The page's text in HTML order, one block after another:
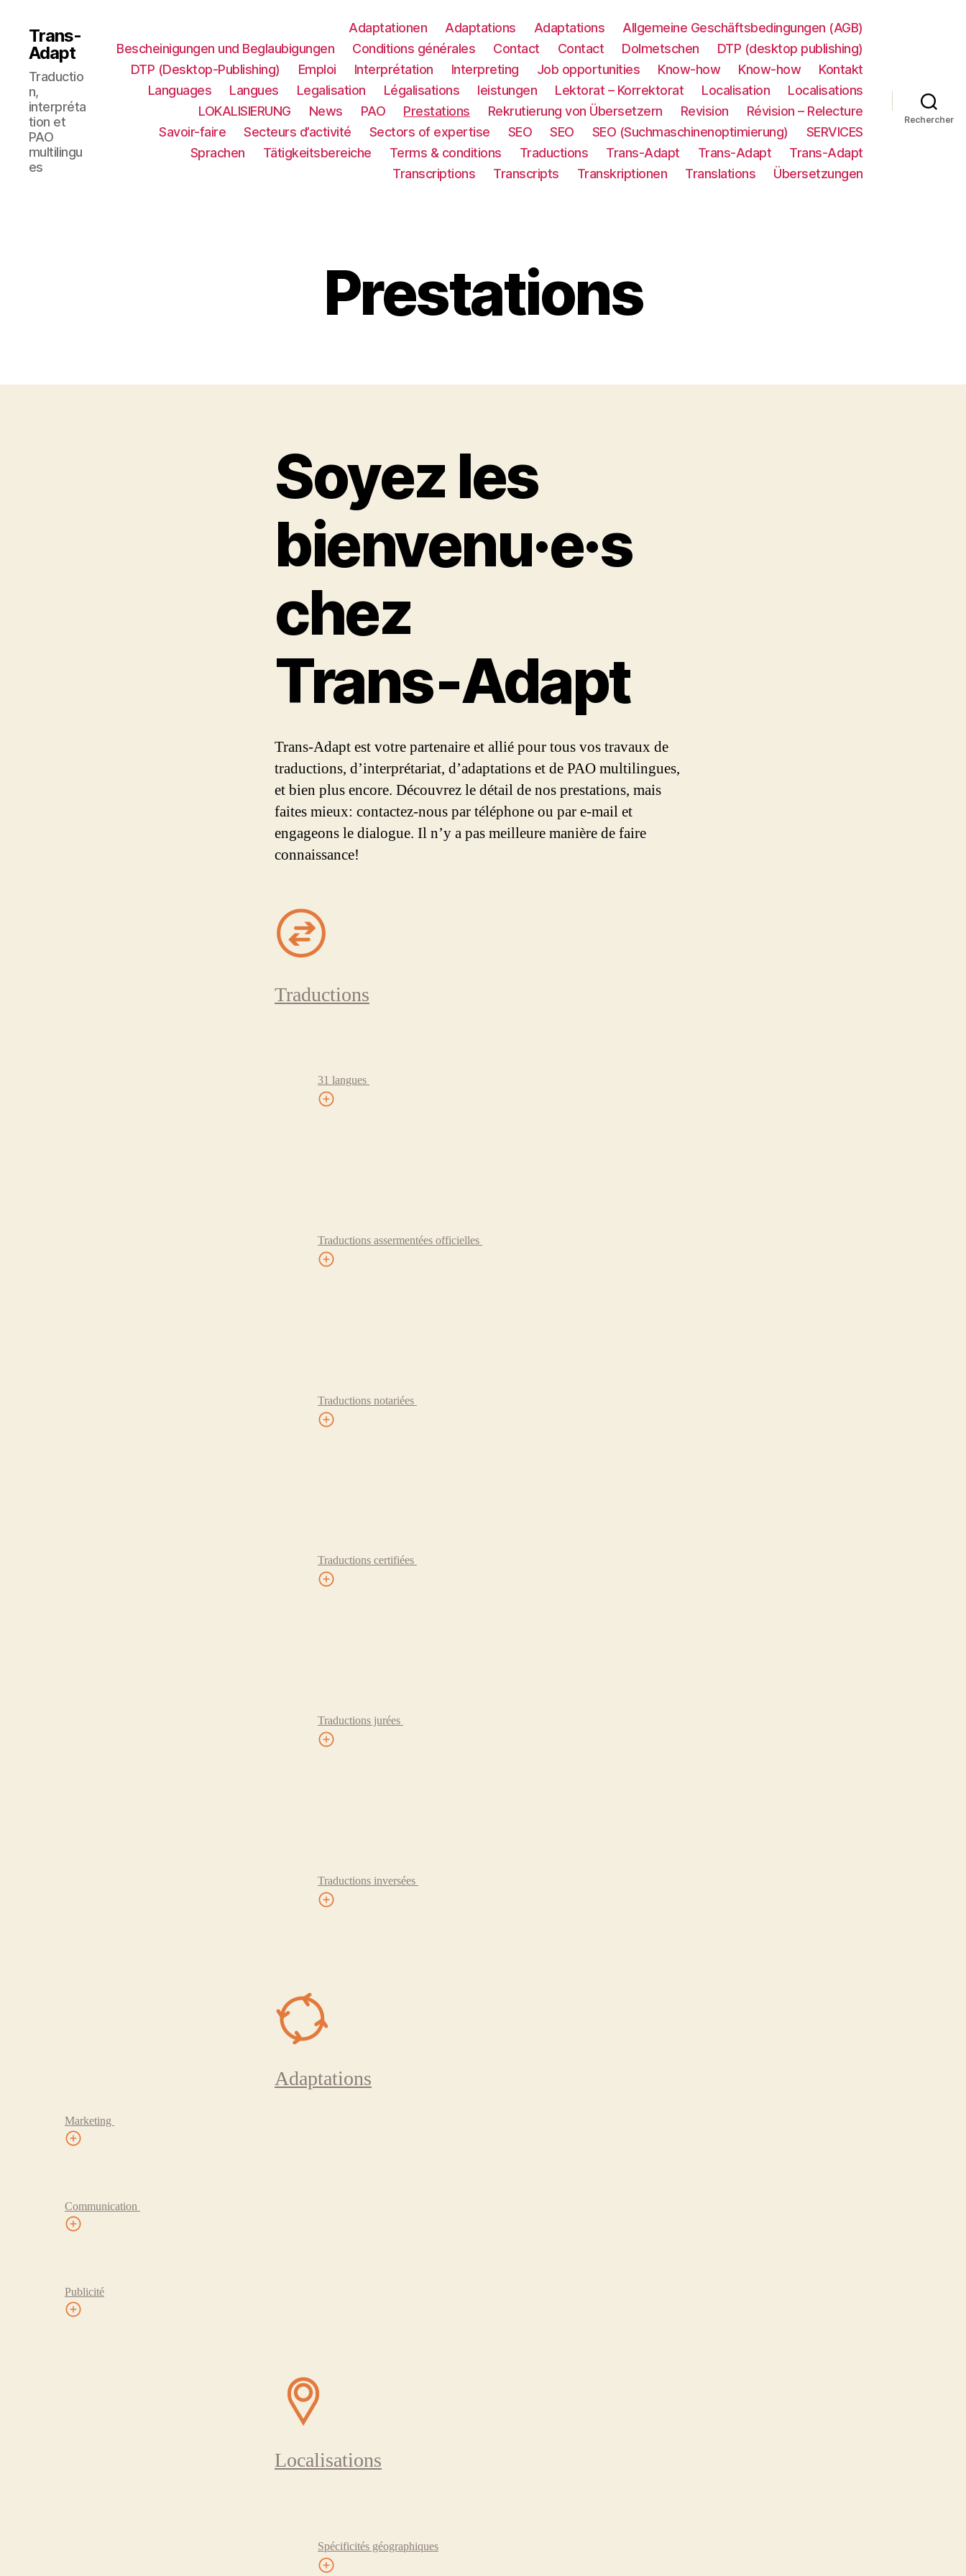
Trans-
Adapt
Traductio
n,
interpréta
tion et
PAO
multilingu
es
Adaptationen Adaptations Adaptations
Allgemeine Geschäftsbedingungen (AGB)
Bescheinigungen und Beglaubigungen
Conditions générales Contact Contact Dolmetschen
DTP (desktop publishing)
DTP (Desktop-Publishing)
Emploi Interprétation Interpreting Job opportunities Know-how Know-how
Kontakt
Languages
Langues Legalisation Légalisations leistungen Lektorat – Korrektorat Localisation
Localisations
LOKALISIERUNG​
News PAO Prestations Rekrutierung von Übersetzern Revision
Révision – Relecture
Savoir-faire
Secteurs d’activité Sectors of expertise SEO SEO SEO (Suchmaschinenoptimierung)
SERVICES
Sprachen
Tätigkeitsbereiche Terms & conditions Traductions Trans-Adapt Trans-Adapt
Trans-Adapt
Transcriptions
Transcripts Transkriptionen Translations Übersetzungen
Rechercher
Prestations
Soyez les
bienvenu·e·s
chez
Trans‑Adapt
Trans-Adapt est votre partenaire et allié pour tous vos travaux de
traductions, d’interprétariat, d’adaptations et de PAO multilingues,
et bien plus encore. Découvrez le détail de nos prestations, mais
faites mieux: contactez-nous par téléphone ou par e-mail et
engageons le dialogue. Il n’y a pas meilleure manière de faire
connaissance!
Traductions
31 langues
Traductions assermentées officielles
Traductions notariées
Traductions certifiées
Traductions jurées
Traductions inversées
Adaptations
Marketing
Communication
Publicité
Localisations
Spécificités géographiques